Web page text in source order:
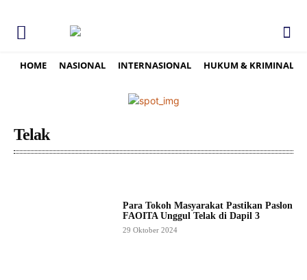
HOME NASIONAL INTERNASIONAL HUKUM & KRIMINAL
Telak
Para Tokoh Masyarakat Pastikan Paslon
FAOITA Unggul Telak di Dapil 3
29 Oktober 2024